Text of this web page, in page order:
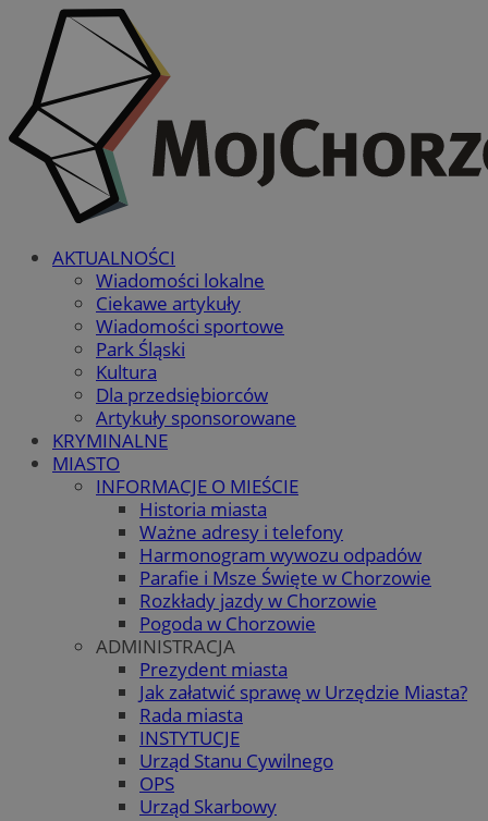
AKTUALNOŚCI
Wiadomości lokalne
Ciekawe artykuły
Wiadomości sportowe
Park Śląski
Kultura
Dla przedsiębiorców
Artykuły sponsorowane
KRYMINALNE
MIASTO
INFORMACJE O MIEŚCIE
Historia miasta
Ważne adresy i telefony
Harmonogram wywozu odpadów
Parafie i Msze Święte w Chorzowie
Rozkłady jazdy w Chorzowie
Pogoda w Chorzowie
ADMINISTRACJA
Prezydent miasta
Jak załatwić sprawę w Urzędzie Miasta?
Rada miasta
INSTYTUCJE
Urząd Stanu Cywilnego
OPS
Urząd Skarbowy